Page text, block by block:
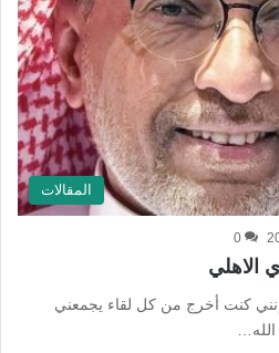
المقالات
0
الاهلي
إنني كنت أخرج من كل لقاء يجمعني